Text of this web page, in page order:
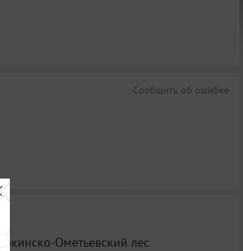
Сообщить об ошибке
Горкинско-Ометьевский лес